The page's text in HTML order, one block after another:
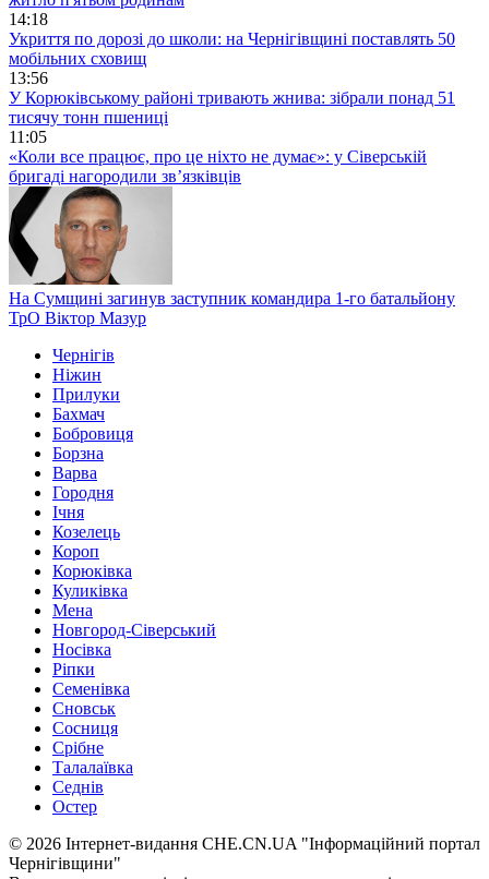
14:18
Укриття по дорозі до школи: на Чернігівщині поставлять 50
мобільних сховищ
13:56
У Корюківському районі тривають жнива: зібрали понад 51
тисячу тонн пшениці
11:05
«Коли все працює, про це ніхто не думає»: у Сіверській
бригаді нагородили зв’язківців
На Сумщині загинув заступник командира 1-го батальйону
ТрО Віктор Мазур
Чернігів
Ніжин
Прилуки
Бахмач
Бобровиця
Борзна
Варва
Городня
Ічня
Козелець
Короп
Корюківка
Куликівка
Мена
Новгород-Сіверський
Носівка
Ріпки
Семенівка
Сновськ
Сосниця
Срібне
Талалаївка
Седнів
Остер
© 2026 Інтернет-видання CHE.CN.UA "Інформаційний портал
Чернiгiвщини"